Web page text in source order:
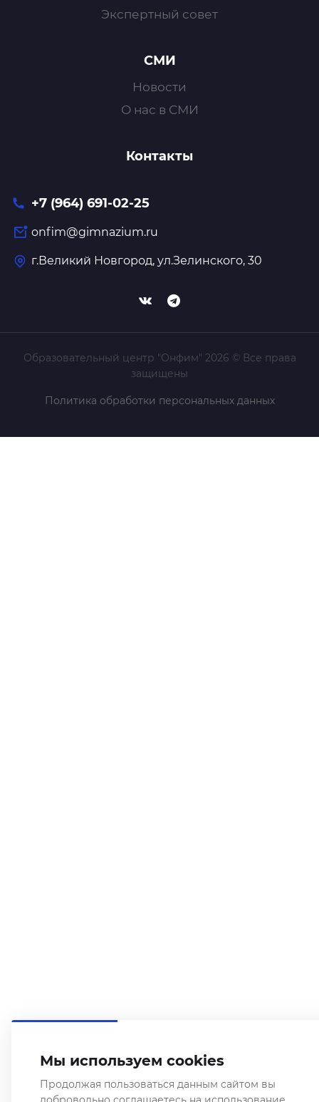
Экспертный совет
СМИ
Новости
О нас в СМИ
Контакты
+7 (964) 691-02-25
onfim@gimnazium.ru
г.Великий Новгород, ул.Зелинского, 30
Образовательный центр "Онфим" 2026 © Все права
защищены
Политика обработки персональных данных
Мы используем cookies
Продолжая пользоваться данным сайтом вы